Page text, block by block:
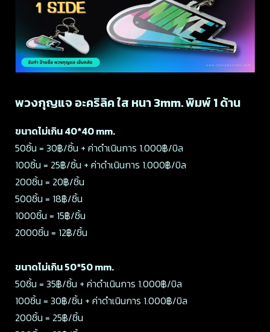
พวงกุญแจ อะคริลิค ใส หนา 3mm. พิมพ์ 1 ด้าน
ขนาดไม่เกิน 40*40 mm.
50ชิ้น = 30฿/ชิ้น + ค่าดำเนินการ 1.000฿/บิล
100ชิ้น = 25฿/ชิ้น + ค่าดำเนินการ 1.000฿/บิล
200ชิ้น = 20฿/ชิ้น
500ชิ้น = 18฿/ชิ้น
1000ชิ้น = 15฿/ชิ้น
2000ชิ้น = 12฿/ชิ้น
ขนาดไม่เกิน 50*50 mm.
50ชิ้น = 35฿/ชิ้น + ค่าดำเนินการ 1.000฿/บิล
100ชิ้น = 30฿/ชิ้น + ค่าดำเนินการ 1.000฿/บิล
200ชิ้น = 25฿/ชิ้น